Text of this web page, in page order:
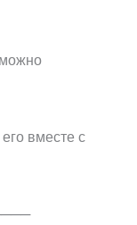
вместе с